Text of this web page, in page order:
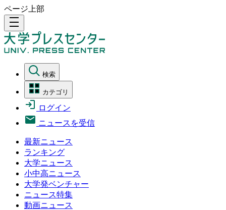
ページ上部
density_medium
検索
カテゴリ
ログイン
ニュースを受信
最新ニュース
ランキング
大学ニュース
小中高ニュース
大学発ベンチャー
ニュース特集
動画ニュース